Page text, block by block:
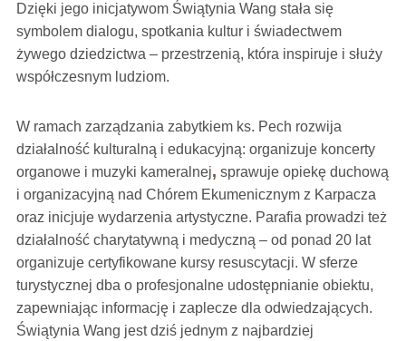
Dzięki jego inicjatywom Świątynia Wang stała się
symbolem dialogu, spotkania kultur i świadectwem
żywego dziedzictwa – przestrzenią, która inspiruje i służy
współczesnym ludziom.
W ramach zarządzania zabytkiem ks. Pech rozwija
działalność kulturalną i edukacyjną: organizuje koncerty
organowe i muzyki kameralnej, sprawuje opiekę duchową
i organizacyjną nad Chórem Ekumenicznym z Karpacza
oraz inicjuje wydarzenia artystyczne. Parafia prowadzi też
działalność charytatywną i medyczną – od ponad 20 lat
organizuje certyfikowane kursy resuscytacji. W sferze
turystycznej dba o profesjonalne udostępnianie obiektu,
zapewniając informację i zaplecze dla odwiedzających.
Świątynia Wang jest dziś jednym z najbardziej